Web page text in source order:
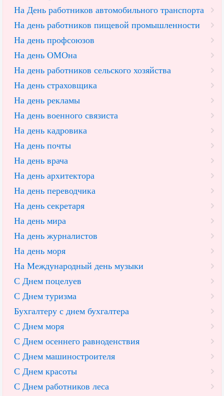
На День работников автомобильного транспорта
На день работников пищевой промышленности
На день профсоюзов
На день ОМОна
На день работников сельского хозяйства
На день страховщика
На день рекламы
На день военного связиста
На день кадровика
На день почты
На день врача
На день архитектора
На день переводчика
На день секретаря
На день мира
На день журналистов
На день моря
На Международный день музыки
С Днем поцелуев
С Днем туризма
Бухгалтеру с днем бухгалтера
С Днем моря
С Днем осеннего равноденствия
С Днем машиностроителя
С Днем красоты
С Днем работников леса